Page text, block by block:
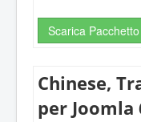
Scarica
Chinese,
per Joomla